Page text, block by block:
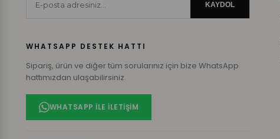
KAYDOL
WHATSAPP DESTEK HATTI
Sipariş, ürün ve diğer tüm sorularınız için bize WhatsApp
hattımızdan ulaşabilirsiniz.
WHATSAPP ILE İLETIŞIM